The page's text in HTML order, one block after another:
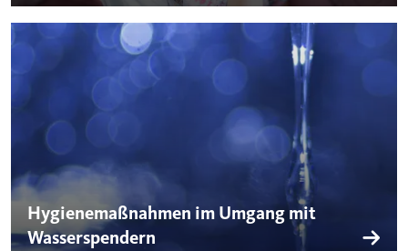
Hygienemaßnahmen im Umgang mit
Wasserspendern